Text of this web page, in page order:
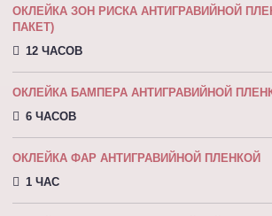
ОКЛЕЙКА ЗОН РИСКА АНТИГРАВИЙНОЙ
ПАКЕТ)
12 ЧАСОВ
ОКЛЕЙКА БАМПЕРА АНТИГРАВИЙНОЙ
6 ЧАСОВ
ОКЛЕЙКА ФАР АНТИГРАВИЙНОЙ ПЛЕНКОЙ
1 ЧАС